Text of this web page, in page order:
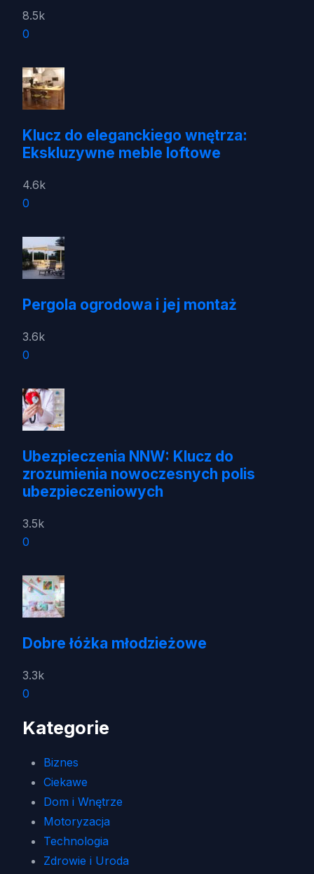
8.5k
0
Klucz do eleganckiego wnętrza:
Ekskluzywne meble loftowe
4.6k
0
Pergola ogrodowa i jej montaż
3.6k
0
Ubezpieczenia NNW: Klucz do
zrozumienia nowoczesnych polis
ubezpieczeniowych
3.5k
0
Dobre łóżka młodzieżowe
3.3k
0
Kategorie
Biznes
Ciekawe
Dom i Wnętrze
Motoryzacja
Technologia
Zdrowie i Uroda